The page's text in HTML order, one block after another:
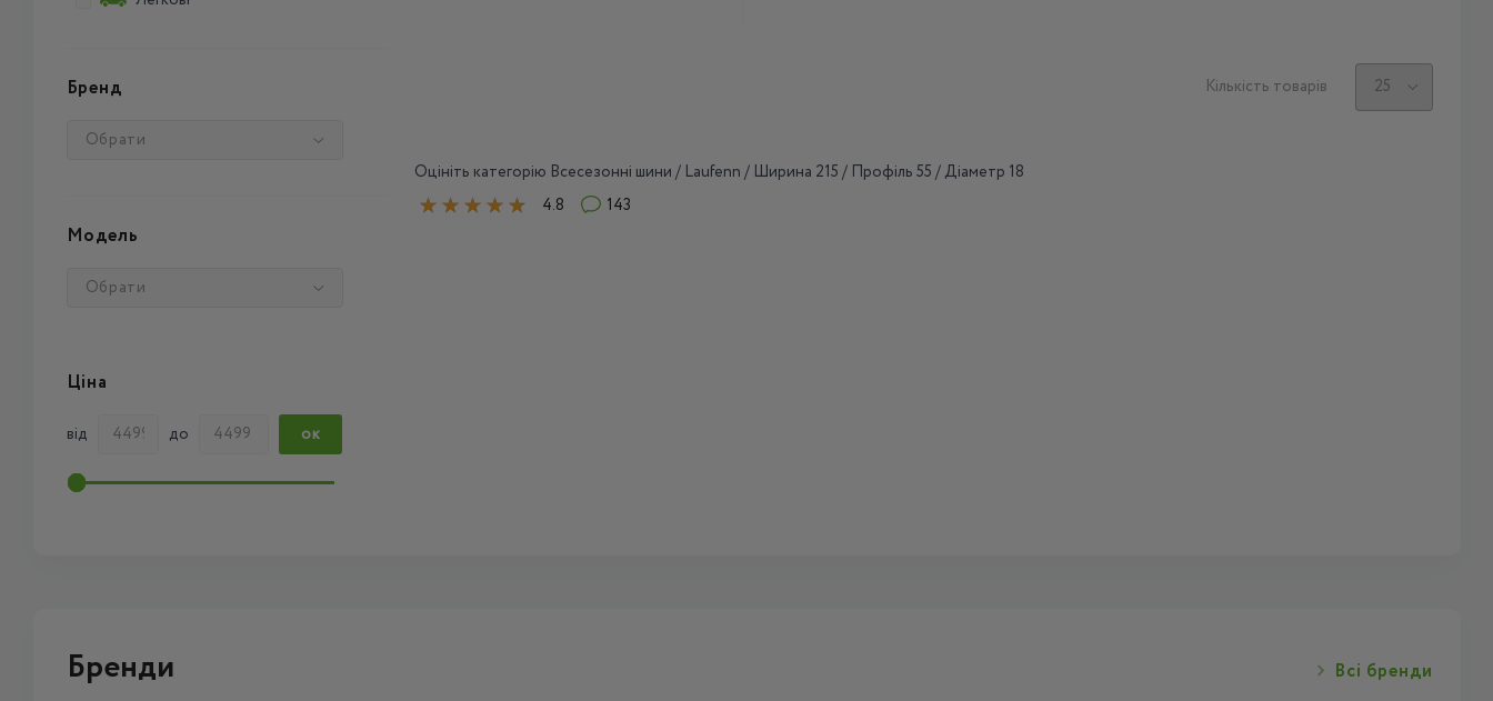
Бренд
Обрати
Модель
Обрати
Ціна
від до ОК
Кількість товарів
Оцініть категорію Всесезонні шини / Laufenn / Ширина 215 / Профіль 55 / Діаметр 18
4.8
143
Бренди Всі бренди